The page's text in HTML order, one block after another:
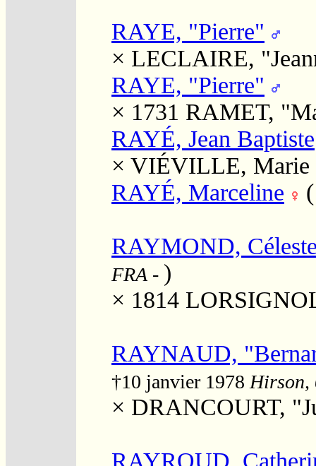
RAYE, "Pierre"
× LECLAIRE,
RAYE, "Pierre"
× 1731 RAMET,
RAYÉ, Jean Baptiste
× VIÉVILLE, Marie
RAYÉ, Marceline
RAYMOND,
FRA - )
× 1814
RAYNAUD,
†10 janvier 1978 Hirson,
× DRANCOURT,
RAYROUD,